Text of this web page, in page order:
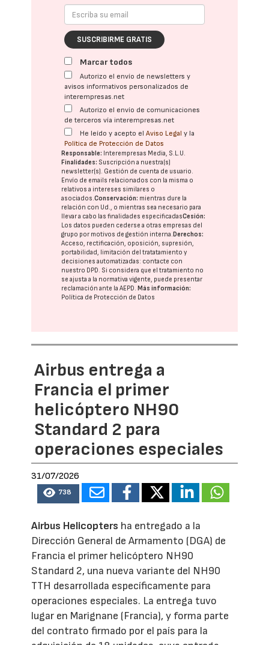
SUSCRIBIRME GRATIS
Marcar todos
Autorizo el envío de newsletters y
avisos informativos personalizados de
interempresas.net
Autorizo el envío de comunicaciones
de terceros vía interempresas.net
He leído y acepto elAviso Legal y la
Política de Protección de Datos
Responsable: Interempresas Media, S.L.U.
Finalidades: Suscripción a nuestra(s)
newsletter(s). Gestión de cuenta de usuario.
Envío de emails relacionados con la misma o
relativos a intereses similares o
asociados.Conservación: mientras dure la
relación con Ud., o mientras sea necesario para
llevar a cabo las finalidades especificadasCesión:
Los datos pueden cederse a otras empresas del
grupo por motivos de gestión interna. Derechos:
Acceso, rectificación, oposición, supresión,
portabilidad, limitación del tratatamiento y
decisiones automatizadas: contacte con
nuestro DPD. Si considera que el tratamiento no
se ajusta a la normativa vigente, puede presentar
reclamación ante laAEPD. Más información:
Política de Protección de Datos
Airbus entrega a
Francia el primer
helicóptero NH90
Standard 2 para
operaciones especiales
31/07/2026
738
Airbus Helicopters ha entregado a la
Dirección General de Armamento (DGA) de
Francia el primer helicóptero NH90
Standard 2, una nueva variante del NH90
TTH desarrollada específicamente para
operaciones especiales. La entrega tuvo
lugar en Marignane (Francia), y forma parte
del contrato firmado por el país para la